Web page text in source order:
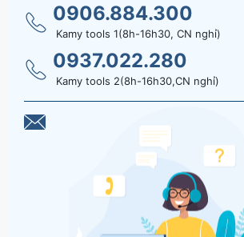
0906.884.300
Kamy tools 1(8h-16h30, CN nghỉ)
0937.022.280
Kamy tools 2(8h-16h30,CN nghỉ)